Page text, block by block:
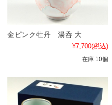
金ピンク牡丹 湯呑 大
¥7,700(税込)
在庫 10個